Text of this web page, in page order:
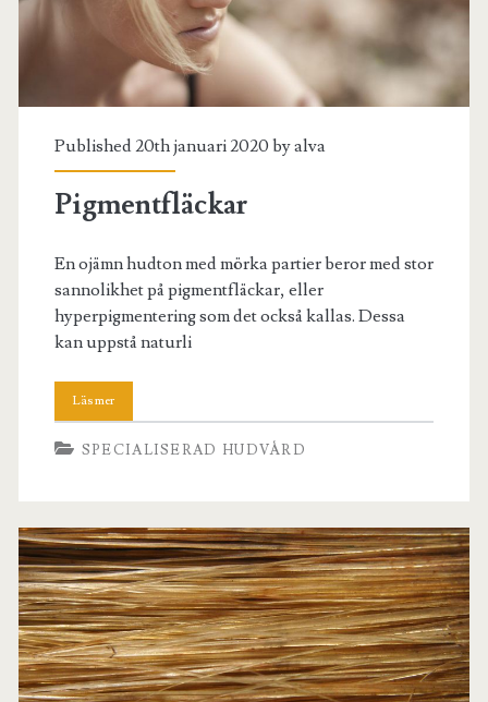
Published 20th januari 2020 byalva
Pigmentfläckar
En ojämn hudton med mörka partier beror med stor
sannolikhet på pigmentfläckar, eller
hyperpigmentering som det också kallas. Dessa
kan uppstå naturli
SPECIALISERAD HUDVÅRD